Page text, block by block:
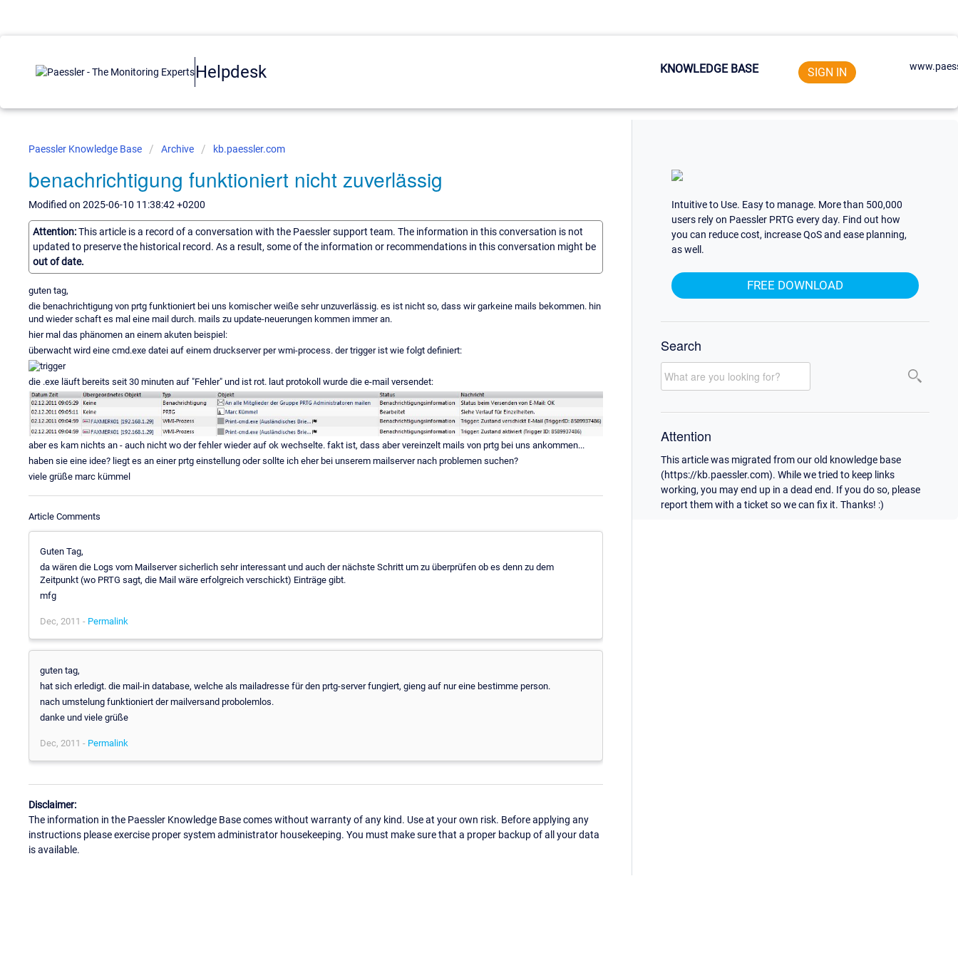
Helpdesk KNOWLEDGE BASE SIGN IN
Paessler Knowledge Base Archive kb.paessler.com
benachrichtigung funktioniert nicht zuverlässig
Modified on 2025-06-10 11:38:42 +0200
Attention:This article is a record of a conversation with the Paessler support team. The information in this conversation is not
updated to preserve the historical record. As a result, some of the information or recommendations in this conversation might be
out of date.
guten tag,
die benachrichtigung von prtg funktioniert bei uns komischer weiße sehr unzuverlässig. es ist nicht so, dass wir garkeine mails bekommen. hin
und wieder schaft es mal eine mail durch. mails zu update-neuerungen kommen immer an.
hier mal das phänomen an einem akuten beispiel:
überwacht wird eine cmd.exe datei auf einem druckserver per wmi-process. der trigger ist wie folgt definiert:
die .exe läuft bereits seit 30 minuten auf "Fehler" und ist rot. laut protokoll wurde die e-mail versendet:
aber es kam nichts an - auch nicht wo der fehler wieder auf ok wechselte. fakt ist, dass aber vereinzelt mails von prtg bei uns ankommen...
haben sie eine idee? liegt es an einer prtg einstellung oder sollte ich eher bei unserem mailserver nach problemen suchen?
viele grüße marc kümmel
Article Comments
Guten Tag,
da wären die Logs vom Mailserver sicherlich sehr interessant und auch der nächste Schritt um zu überprüfen ob es denn zu dem
Zeitpunkt (wo PRTG sagt, die Mail wäre erfolgreich verschickt) Einträge gibt.
mfg
Dec, 2011 - Permalink
guten tag,
hat sich erledigt. die mail-in database, welche als mailadresse für den prtg-server fungiert, gieng auf nur eine bestimme person.
nach umstelung funktioniert der mailversand probolemlos.
danke und viele grüße
Dec, 2011 - Permalink
Disclaimer:
The information in the Paessler Knowledge Base comes without warranty of any kind. Use at your own risk. Before applying any
instructions please exercise proper system administrator housekeeping. You must make sure that a proper backup of all your data
is available.
Intuitive to Use. Easy to manage. More than 500,000
users rely on Paessler PRTG every day. Find out how
you can reduce cost, increase QoS and ease planning,
as well.
FREE DOWNLOAD
Search
Attention
This article was migrated from our old knowledge base
(https://kb.paessler.com). While we tried to keep links
working, you may end up in a dead end. If you do so, please
report them with a ticket so we can fix it. Thanks! :)